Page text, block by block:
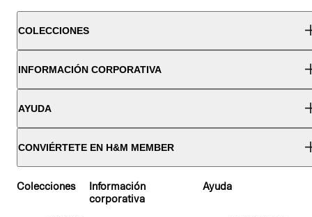
COLECCIONES
INFORMACIÓN CORPORATIVA
AYUDA
CONVIÉRTETE EN H&M MEMBER
Colecciones
Información
corporativa
Ayuda